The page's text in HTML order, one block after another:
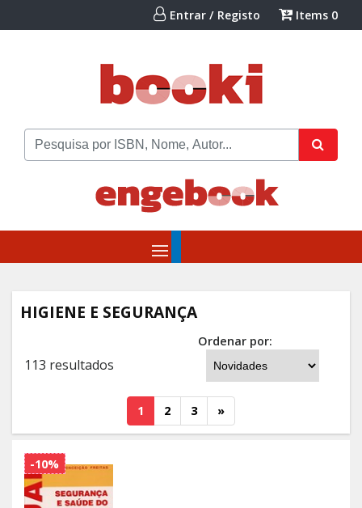
Entrar / Registo Items 0
HIGIENE E SEGURANÇA
113 resultados
Ordenar por:
1 2 3 »
-10%